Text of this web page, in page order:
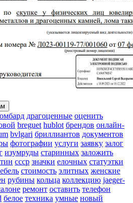
драгоценные оценить
breguet hublot брендов онлайн-
bvlgari бриллиантов документов
фотографии услуги заявку залог
изумруды старинных заложить
ссср значки елочных статуэтки
стоимость элитных женские
рубины кольца коллекцию jaeger-
ремонт оставить телефон
белое техника умные новый